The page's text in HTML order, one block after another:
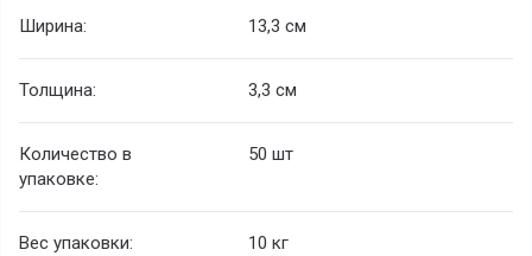
Ширина: 13,3 см
Толщина: 3,3 см
Количество в
упаковке:
50 шт
Вес упаковки: 10 кг